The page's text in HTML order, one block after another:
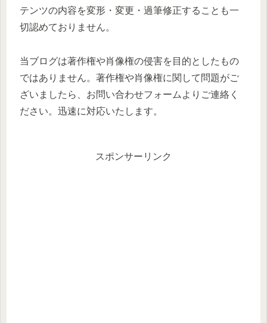
テンツの内容を変形・変更・過筆修正することも一
切認めておりません。
当ブログは著作権や肖像権の侵害を目的としたもの
ではありません。著作権や肖像権に関して問題がご
ざいましたら、お問い合わせフォームよりご連絡く
ださい。迅速に対応いたします。
スポンサーリンク